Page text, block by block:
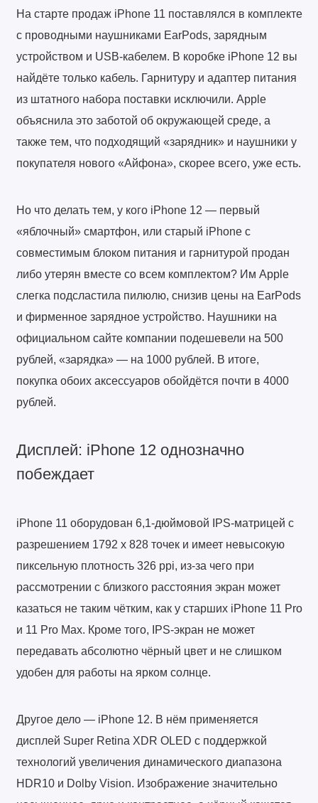
На старте продаж iPhone 11 поставлялся в комплекте
с проводными наушниками EarPods, зарядным
устройством и USB-кабелем. В коробке iPhone 12 вы
найдёте только кабель. Гарнитуру и адаптер питания
из штатного набора поставки исключили. Apple
объяснила это заботой об окружающей среде, а
также тем, что подходящий «зарядник» и наушники у
покупателя нового «Айфона», скорее всего, уже есть.
Но что делать тем, у кого iPhone 12 — первый
«яблочный» смартфон, или старый iPhone с
совместимым блоком питания и гарнитурой продан
либо утерян вместе со всем комплектом? Им Apple
слегка подсластила пилюлю, снизив цены на EarPods
и фирменное зарядное устройство. Наушники на
официальном сайте компании подешевели на 500
рублей, «зарядка» — на 1000 рублей. В итоге,
покупка обоих аксессуаров обойдётся почти в 4000
рублей.
Дисплей: iPhone 12 однозначно
побеждает
iPhone 11 оборудован 6,1-дюймовой IPS-матрицей с
разрешением 1792 х 828 точек и имеет невысокую
пиксельную плотность 326 ppi, из-за чего при
рассмотрении с близкого расстояния экран может
казаться не таким чётким, как у старших iPhone 11 Pro
и 11 Pro Max. Кроме того, IPS-экран не может
передавать абсолютно чёрный цвет и не слишком
удобен для работы на ярком солнце.
Другое дело — iPhone 12. В нём применяется
дисплей Super Retina XDR OLED с поддержкой
технологий увеличения динамического диапазона
HDR10 и Dolby Vision. Изображение значительно